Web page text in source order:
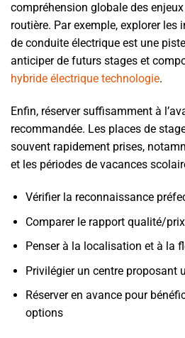
compréhension globale des
routière. Par exemple, explorer les
de conduite électrique est une
anticiper de futurs stages et
hybride électrique technologie.
Enfin, réserver suffisamment à
recommandée. Les places de
souvent rapidement prises,
et les périodes de vacances
Vérifier la reconnaissance
Comparer le rapport qualité/
Penser à la localisation et à la
Privilégier un centre proposant
Réserver en avance pour
options